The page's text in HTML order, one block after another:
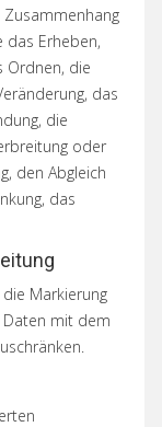
Erheben,
Ordnen, die
das
die
oder
den Abgleich
das
Markierung
mit dem